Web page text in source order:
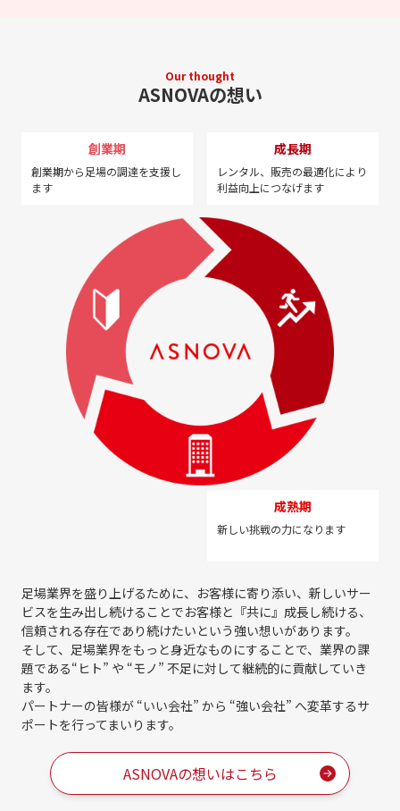
Our thought
ASNOVAの想い
創業期
創業期から足場の調達を支援し
ます
成長期
レンタル、販売の最適化により
利益向上につなげます
成熟期
新しい挑戦の力になります
足場業界を盛り上げるために、お客様に寄り添い、新しいサー
ビスを生み出し続けることでお客様と『共に』成長し続ける、
信頼される存在であり続けたいという強い想いがあります。
そして、足場業界をもっと身近なものにすることで、業界の課
題である“ヒト” や “モノ” 不足に対して継続的に貢献していき
ます。
パートナーの皆様が “いい会社” から “強い会社” へ変革するサ
ポートを行ってまいります。
ASNOVAの想いはこちら